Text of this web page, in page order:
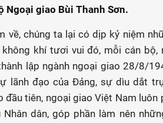
Ngoại giao Bùi Thanh Sơn.
về, chúng ta lại có dịp kỷ niệm
khí tươi vui đó, mỗi cán bộ,
lập ngành ngoại giao 28/8/
lãnh đạo của Đảng, sự dìu dắt
tiên, ngoại giao Việt Nam luôn
Nhân dân, góp phần làm nên